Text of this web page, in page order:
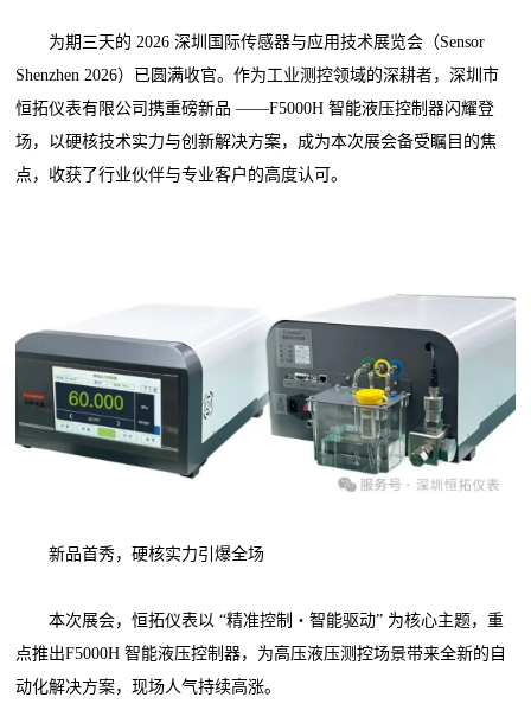
为期三天的 2026 深圳国际传感器与应用技术展览会（Sensor
Shenzhen 2026）已圆满收官。作为工业测控领域的深耕者，深圳市
恒拓仪表有限公司携重磅新品 ——F5000H 智能液压控制器闪耀登
场，以硬核技术实力与创新解决方案，成为本次展会备受瞩目的焦
点，收获了行业伙伴与专业客户的高度认可。
新品首秀，硬核实力引爆全场
本次展会，恒拓仪表以 “精准控制・智能驱动” 为核心主题，重
点推出F5000H 智能液压控制器，为高压液压测控场景带来全新的自
动化解决方案，现场人气持续高涨。